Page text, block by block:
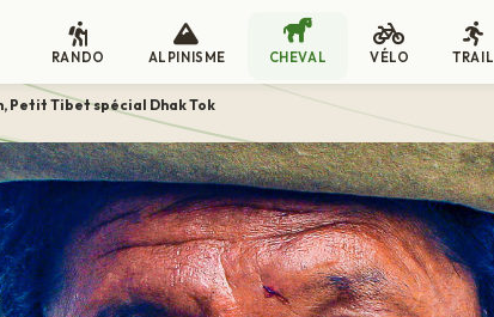
RANDO ALPINISME CHEVAL VÉLO TRAIL
Petit Tibet spécial Dhak Tok